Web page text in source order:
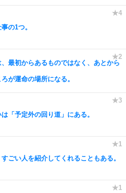
の1つ。
最初からあるものではなく、あとから
が運命の場所になる。
「予定外の回り道」にある。
ごい人を紹介してくれることもある。